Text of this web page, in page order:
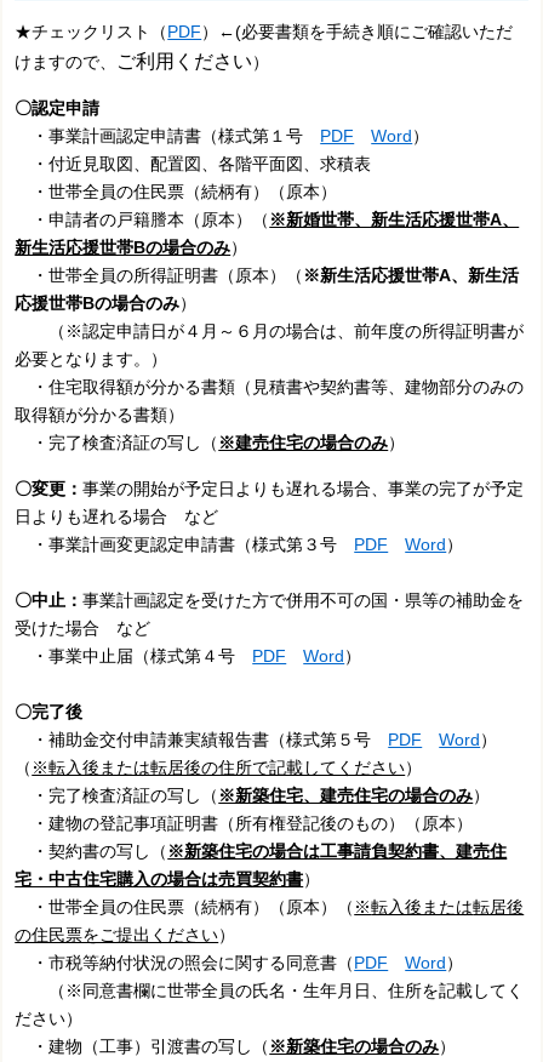
★チェックリスト （PDF）←(必要書類を手続き順にご確認いただ
けますので、
ご利用ください）
〇認定申請
・事業計画認定申請書（様式第１号 PDF Word）
・付近見取図、配置図、各階平面図、求積表
・世帯全員の住民票（続柄有）（原本）
・申請者の戸籍謄本（原本）（ ※新婚世帯、新生活応援世帯A、
新生活応援世帯Bの場合のみ）
・世帯全員の所得証明書（原本）（ ※新生活応援世帯A、新生活
応援世帯Bの場合のみ）
（※認定申請日が４月～６月の場合は、前年度の所得証明書が
必要となります。）
・住宅取得額が分かる書類（見積書や契約書等、建物部分のみの
取得額が分かる書類）
・完了検査済証の写し（ ※建売住宅の場合のみ）
〇変更：事業の開始が予定日よりも遅れる場合、事業の完了が予定
日よりも遅れる場合 など
・事業計画変更認定申請書（様式第３号 PDF Word）
〇中止：事業計画認定を受けた方で併用不可の国・県等の補助金を
受けた場合 など
・事業中止届（様式第４号 PDF Word）
〇完了後
・補助金交付申請兼実績報告書（様式第５号 PDF Word）
（ ※転入後または転居後の住所で記載してください）
・完了検査済証の写し（ ※新築住宅、建売住宅の場合のみ）
・建物の登記事項証明書（所有権登記後のもの）（原本）
・契約書の写し（ ※新築住宅の場合は工事請負契約書、建売住
宅・中古住宅購入の場合は売買契約書）
・世帯全員の住民票（続柄有）（原本）（ ※転入後または転居後
の住民票をご提出ください）
・市税等納付状況の照会に関する同意書（PDF Word）
（※同意書欄に世帯全員の氏名・生年月日、住所を記載してく
ださい）
・建物（工事）引渡書の写し（ ※新築住宅の場合のみ）